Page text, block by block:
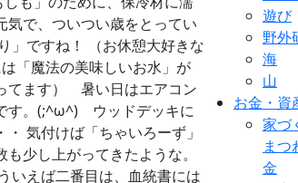
気で、ついつい歳をとってい
」ですね！ （お休憩大好きな
「魔法の美味しいお水」が
てます）
暑い日はエアコン
す。(;^ω^) ウッドデッキに
気付けば「ちゃいろーず」
少し上がってきたような。
いえば二番目は、血統書には
遊び
野外
海
山
お金・資
家づ
まつ
金